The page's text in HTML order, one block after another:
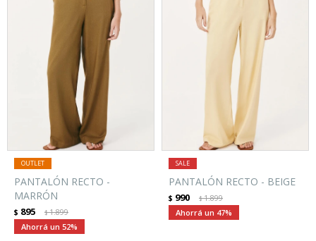
PANTALÓN RECTO -
MARRÓN
$ 895 $1.899
52
PANTALÓN RECTO - BEIGE
$ 990 $1.899
47